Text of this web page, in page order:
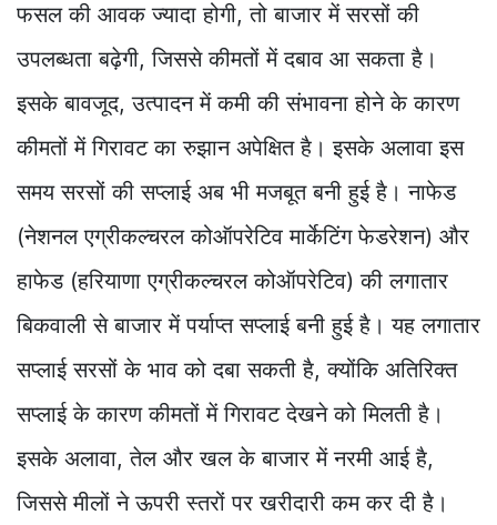
फसल की आवक ज्यादा होगी, तो बाजार में सरसों की
उपलब्धता बढ़ेगी, जिससे कीमतों में दबाव आ सकता है।
इसके बावजूद, उत्पादन में कमी की संभावना होने के कारण
कीमतों में गिरावट का रुझान अपेक्षित है। इसके अलावा इस
समय सरसों की सप्लाई अब भी मजबूत बनी हुई है। नाफेड
(नेशनल एग्रीकल्चरल कोऑपरेटिव मार्केटिंग फेडरेशन) और
हाफेड (हरियाणा एग्रीकल्चरल कोऑपरेटिव) की लगातार
बिकवाली से बाजार में पर्याप्त सप्लाई बनी हुई है। यह लगातार
सप्लाई सरसों के भाव को दबा सकती है, क्योंकि अतिरिक्त
सप्लाई के कारण कीमतों में गिरावट देखने को मिलती है।
इसके अलावा, तेल और खल के बाजार में नरमी आई है,
जिससे मीलों ने ऊपरी स्तरों पर खरीदारी कम कर दी है।